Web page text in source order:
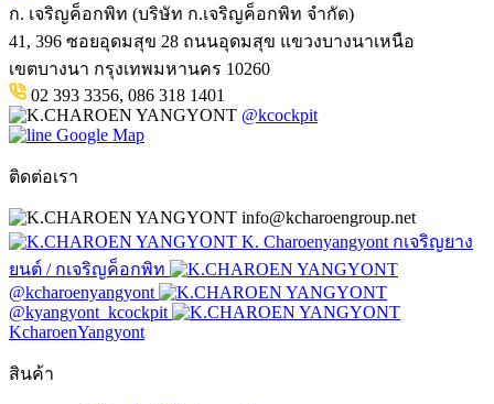
ก. เจริญค็อกพิท (บริษัท ก.เจริญค็อกพิท จำกัด)
41, 396 ซอยอุดมสุข 28 ถนนอุดมสุข แขวงบางนาเหนือ
เขตบางนา กรุงเทพมหานคร 10260
02 393 3356, 086 318 1401
@kcockpit
Google Map
ติดต่อเรา
info@kcharoengroup.net
K. Charoenyangyont กเจริญยาง
ยนต์ / กเจริญค็อกพิท
@kcharoenyangyont
@kyangyont_kcockpit
KcharoenYangyont
สินค้า